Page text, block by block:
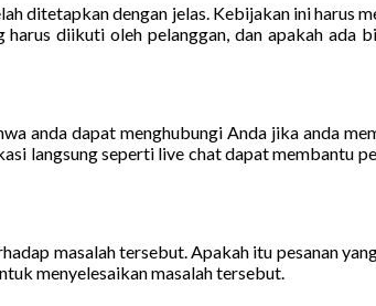
ditetapkan dengan jelas. Kebijakan ini harus
diikuti oleh pelanggan, dan apakah ada
anda dapat menghubungi Anda jika anda
langsung seperti live chat dapat membantu
masalah tersebut. Apakah itu pesanan
menyelesaikan masalah tersebut.